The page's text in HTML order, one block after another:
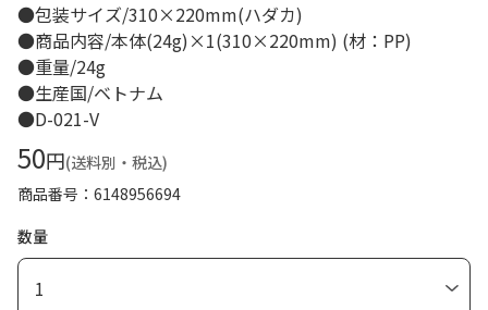
●包装サイズ/310×220mm(ハダカ)
●商品内容/本体(24g)×1(310×220mm) (材：PP)
●重量/24g
●生産国/ベトナム
●D-021-V
50円(送料別・税込)
商品番号
6148956694
数量
1